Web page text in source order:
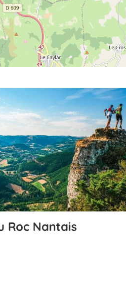
Roc Nantais